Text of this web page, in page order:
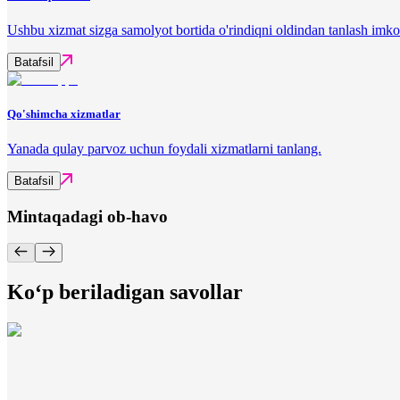
Ushbu xizmat sizga samolyot bortida o'rindiqni oldindan tanlash
Batafsil
Qo'shimcha xizmatlar
Yanada qulay parvoz uchun foydali xizmatlarni tanlang.
Batafsil
Mintaqadagi ob-havo
Ko‘p beriladigan savollar